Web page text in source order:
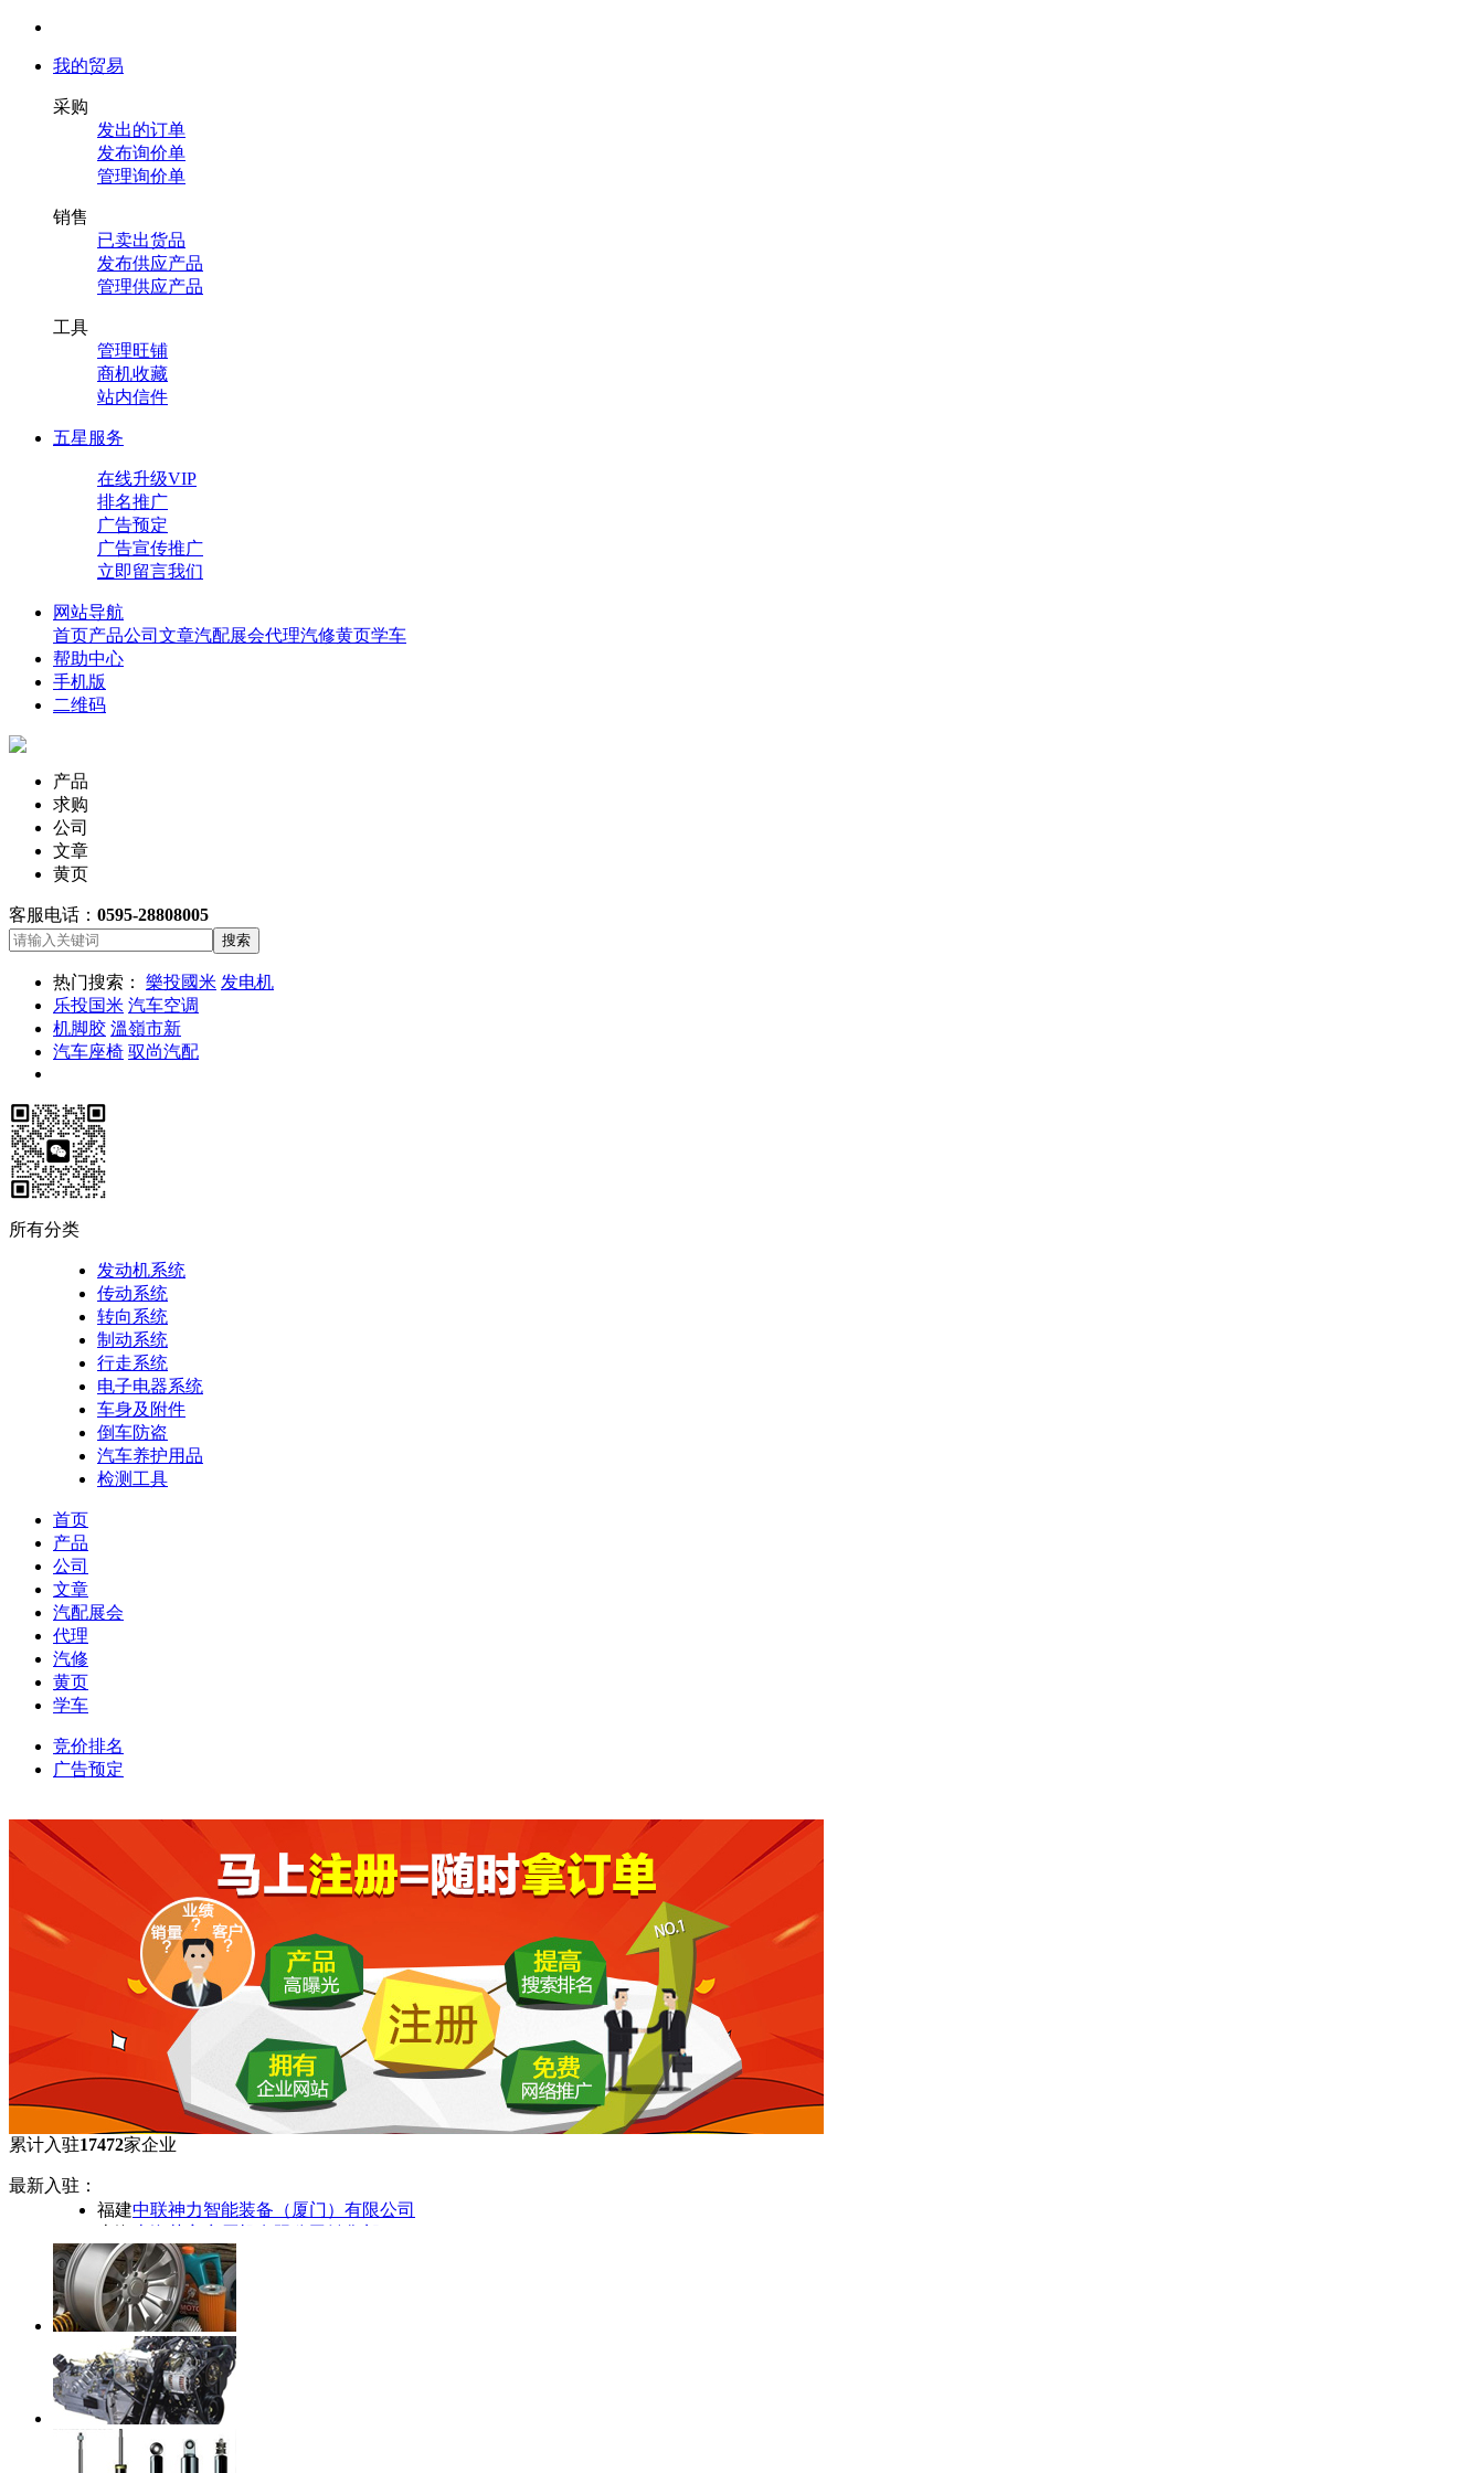
我的贸易
采购
发出的订单
发布询价单
管理询价单
销售
已卖出货品
发布供应产品
管理供应产品
工具
管理旺铺
商机收藏
站内信件
五星服务
在线升级VIP
排名推广
广告预定
广告宣传推广
立即留言我们
网站导航
首页产品公司 文章汽配展会代理汽修黄页学车
帮助中心
手机版
二维码
产品
求购
公司
文章
黄页
客服电话： 0595-28808005
搜索
热门搜索： 樂投國米 发电机
乐投国米 汽车空调
机脚胶 溫嶺市新
汽车座椅 驭尚汽配
所有分类
发动机系统
传动系统
转向系统
制动系统
行走系统
电子电器系统
车身及附件
倒车防盗
汽车养护用品
检测工具
首页
产品
公司
文章
汽配展会
代理
汽修
黄页
学车
竞价排名
广告预定
累计入驻17472家企业
最新入驻：
福建中联神力智能装备（厦门）有限公司
山东潍柴控股集团有限公司
上海上海依搏罗流体控制阀门有限公司
山西故城县旺源水泵厂
广东广州市庆军电脑有限公司佛山分公司
浙江金华市婺城区德盛汽配门市部
浙江余姚市芮联汽车配件厂
广东广州荣鑫汽配有限公司
广东兴发汽配有限公司
天津
天津市汇凯机电设备贸易有限公司
广东
广东南方汽配有限公司